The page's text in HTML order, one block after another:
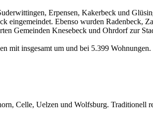
Erpensen, Kakerbeck und
Ebenso wurden Radenbeck,
Gemeinden Knesebeck und Ohrdorf zur
insgesamt um und bei 5.399
Celle, Uelzen und Wolfsburg. Traditionell